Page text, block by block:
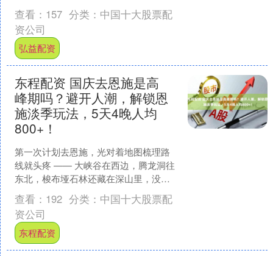
贯穿古今的核心命题。师者不仅是知识
技艺的传递者，....
查看： 157 分类： 中国十大股票配
资公司
弘益配资
东程配资 国庆去恩施是高
峰期吗？避开人潮，解锁恩
施淡季玩法，5天4晚人均
800+！
第一次计划去恩施，光对着地图梳理路
线就头疼 —— 大峡谷在西边，腾龙洞往
东北，梭布垭石林还藏在深山里，没规
划好很容易绕路。这份五日游攻略，是
我把两次恩施行的经历....
查看： 192 分类： 中国十大股票配
资公司
东程配资